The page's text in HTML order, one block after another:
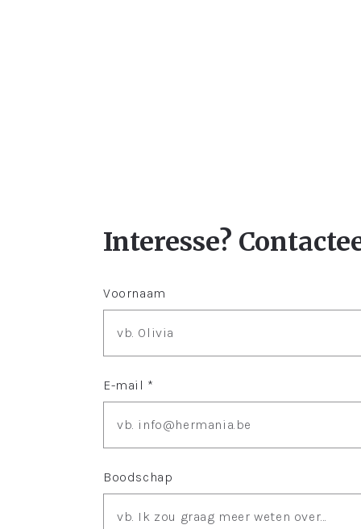
Interesse?
Voornaam
E-mail *
Boodschap